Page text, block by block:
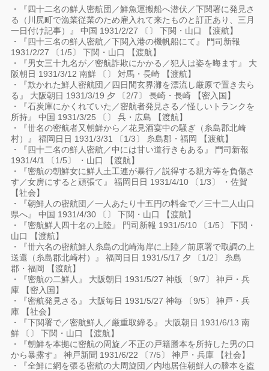
・『四十二名の鮮人密航団／鮮魚運搬船へ潜伏／下関署に発見さ
る（川尻町で漁業従業のため雇入れて来たものと訂正あり、三月
一日付け記事）』 中国 1931/2/27 〔〕 下関・山口 【渡航】
・『四十三名の鮮人密航／下関入港の機帆船にて』 門司新報
1931/2/27 〔1/5〕 下関・山口 【渡航】
・『男女三十九名が／密航詐欺にかかる／犯人は姿を晦ます』 大
阪朝日 1931/3/12 南鮮 〔〕 対馬・長崎 【渡航】
・『欺かれた鮮人密航団／四日間玄界灘を漂流し厳原で置き去ら
る』 大阪朝日 1931/3/19 夕 〔2/7〕 長崎・長崎 【密入国】
・『石炭庫にかくれていた／密航者発見さる／怪しいトランクを
所持』 中国 1931/3/25 〔〕 呉・広島 【渡航】
・『丗名の密航者又朝鮮から／花見酒宴中の騒ぎ（糸島郡北崎
村）』 福岡日日 1931/3/31 〔1/3〕 糸島郡・福岡 【渡航】
・『四十二名の鮮人密航／中には甘い道行きもある』 門司新報
1931/4/1 〔1/5〕 ・山口 【渡航】
・『密航の朝鮮女に鮮人土工連が暴行／説得する親方等を負傷さ
す／女房にすると頑張て』 福岡日日 1931/4/10 〔1/3〕 ・佐賀
【社会】
・『朝鮮人の密航団／一人あたり十五円の料金で／三十二人山口
県へ』 中国 1931/4/30 〔〕 下関・山口 【渡航】
・『密航鮮人四十名の上陸』 門司新報 1931/5/10 〔1/5〕 下関・
山口 【渡航】
・『丗六名の密航鮮人糸島の北崎海岸に上陸／前原署で取調の上
送還（糸島郡北崎村）』 福岡日日 1931/5/17 夕 〔1/2〕 糸島
郡・福岡 【渡航】
・『密航の二鮮人』 大阪朝日 1931/5/27 神版 〔9/7〕 神戸・兵
庫 【密入国】
・『密航発見さる』 大阪毎日 1931/5/27 神毎 〔9/5〕 神戸・兵
庫 【社会】
・『下関署で／密航鮮人／厳重取締る』 大阪朝日 1931/6/13 南
鮮 〔〕 下関・山口 【渡航】
・『朝鮮を本拠に密航の周旋／不正の戸籍謄本を所持した男の口
から暴露す』 神戸新聞 1931/6/22 〔7/5〕 神戸・兵庫 【社会】
・『全鮮に網を張る密航の大周旋団／内地居住朝鮮人の謄本を盗